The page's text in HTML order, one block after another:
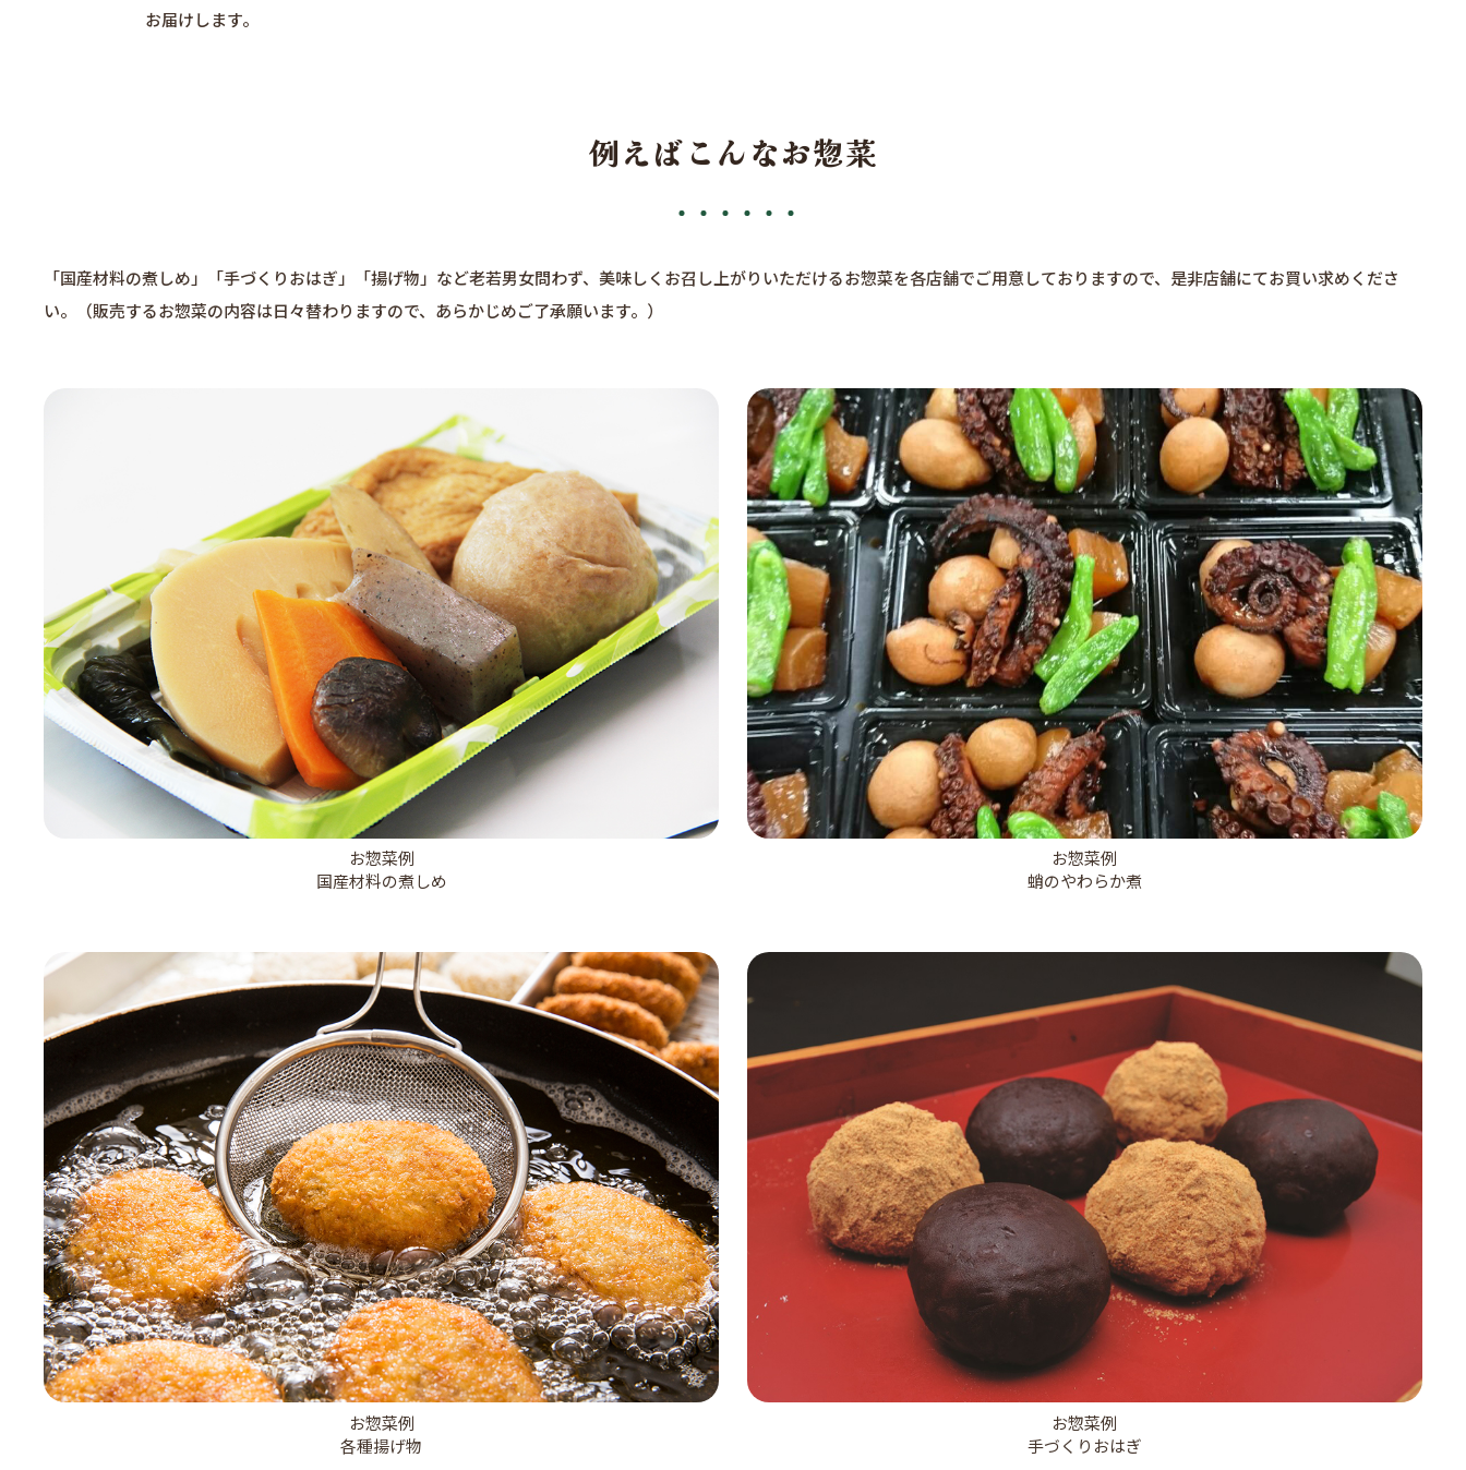
お届けします。
例えばこんなお惣菜
「国産材料の煮しめ」「手づくりおはぎ」「揚げ物」など老若男女問わず、美味しくお召し上がりいただけるお惣菜を各店舗でご用意しておりますので、是非店舗にてお買い求めくださ
い。（販売するお惣菜の内容は日々替わりますので、あらかじめご了承願います。）
お惣菜例
国産材料の煮しめ
お惣菜例
蛸のやわらか煮
お惣菜例
各種揚げ物
お惣菜例
手づくりおはぎ